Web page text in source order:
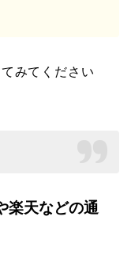
みてください
楽天などの通